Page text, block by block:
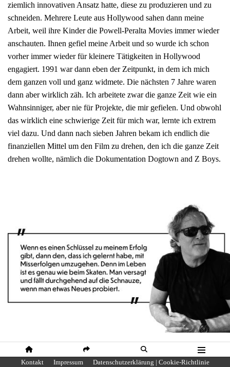
HOME SHARE SUCHE MENÜ
ziemlich innovativen Ansatz hatte, diese zu produzieren und zu
schneiden. Mehrere Leute aus Hollywood sahen dann meine
Arbeit, weil ihre Kinder die Powell-Peralta Movies immer wieder
anschauten. Ihnen gefiel meine Arbeit und so wurde ich schon
vorher immer wieder für kleinere Tätigkeiten in Hollywood
engagiert. 1991 war dann eben der Zeitpunkt, in dem ich mich
dem ganzen voll und ganz widmete. Die nächsten 7 Jahre waren
dann aber wirklich zäh. Ich arbeitete zwar die ganze Zeit wie ein
Wahnsinniger, aber nie für Projekte, die mir gefielen. Und obwohl
das wirklich eine schwierige Zeit für mich war, lernte ich extrem
viel dazu. Und dann nach sieben Jahren bekam ich endlich die
finanziellen Mittel um den Film zu drehen, den ich die ganze Zeit
drehen wollte, nämlich die Dokumentation Dogtown and Z Boys.
Foto: Thibaut Paruite
Kontakt Impressum Datenschutzerklärung | Cookie-Richtlinie